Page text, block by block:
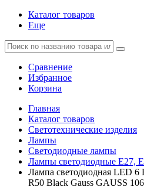
Каталог товаров
Еще
Сравнение
Избранное
Корзина
Главная
Каталог товаров
Светотехнические изделия
Лампы
Светодиодные лампы
Лампы светодиодные Е27,
Лампа светодиодная LED
R50 Black Gauss GAUSS